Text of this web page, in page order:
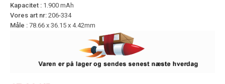
Kapacitet : 1.900 mAh
Vores art nr: 206-334
Måle : 78.66 x 36.15 x 4.42mm